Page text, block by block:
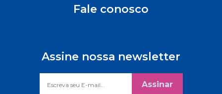
Fale conosco
Assine nossa newsletter
Assinar